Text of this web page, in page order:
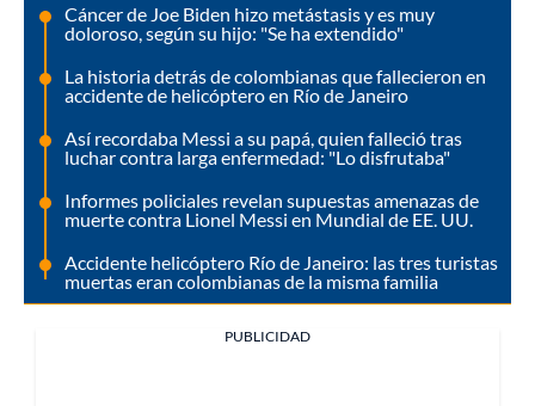
Cáncer de Joe Biden hizo metástasis y es muy
doloroso, según su hijo: "Se ha extendido"
La historia detrás de colombianas que fallecieron en
accidente de helicóptero en Río de Janeiro
Así recordaba Messi a su papá, quien falleció tras
luchar contra larga enfermedad: "Lo disfrutaba"
Informes policiales revelan supuestas amenazas de
muerte contra Lionel Messi en Mundial de EE. UU.
Accidente helicóptero Río de Janeiro: las tres turistas
muertas eran colombianas de la misma familia
PUBLICIDAD